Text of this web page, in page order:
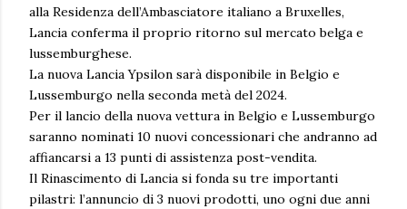
alla Residenza dell’Ambasciatore italiano a Bruxelles,
Lancia conferma il proprio ritorno sul mercato belga e
lussemburghese.
La nuova Lancia Ypsilon sarà disponibile in Belgio e
Lussemburgo nella seconda metà del 2024.
Per il lancio della nuova vettura in Belgio e Lussemburgo
saranno nominati 10 nuovi concessionari che andranno ad
affiancarsi a 13 punti di assistenza post-vendita.
Il Rinascimento di Lancia si fonda su tre importanti
pilastri: l’annuncio di 3 nuovi prodotti, uno ogni due anni